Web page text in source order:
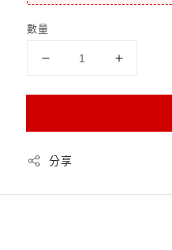
數量
分享